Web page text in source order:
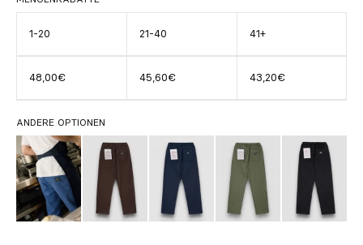
1-20 21-40 41+
48,00€ 45,60€ 43,20€
ANDERE OPTIONEN